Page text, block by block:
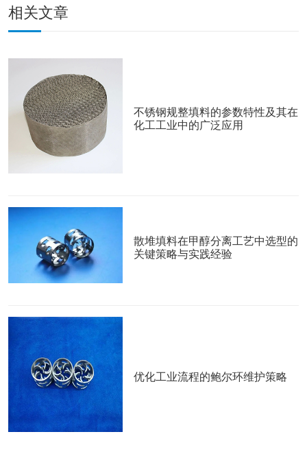
相关文章
不锈钢规整填料的参数特性及其在
化工工业中的广泛应用
散堆填料在甲醇分离工艺中选型的
关键策略与实践经验
优化工业流程的鲍尔环维护策略